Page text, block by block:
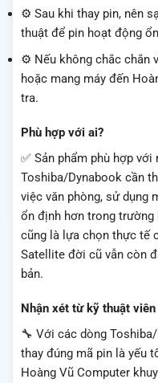
⚙️ Sau khi thay pin, nên
thuật để pin hoạt động
⚙️ Nếu không chắc chắn
hoặc mang máy đến
tra.
Phù hợp với ai?
✅ Sản phẩm phù hợp
Toshiba/Dynabook cần
việc văn phòng, sử dụng
ổn định hơn trong
cũng là lựa chọn thực tế
Satellite đời cũ vẫn còn
bản.
Nhận xét từ kỹ thuật viên
🔧 Với các dòng
thay đúng mã pin là yếu
Hoàng Vũ Computer